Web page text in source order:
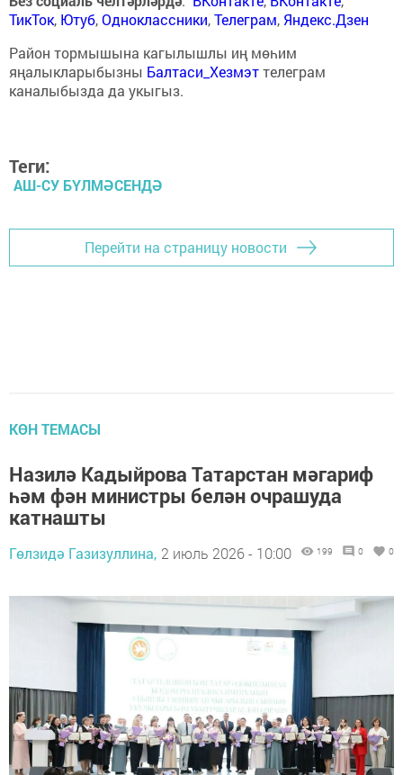
ТикТок, Ютуб,Одноклассники,Телеграм, Яндекс.Дзен
Район тормышына кагылышлы иң мөһим
яңалыкларыбызны Балтаси_Хезмэттелеграм
каналыбызда да укыгыз.
Теги:
АШ-СУ БҮЛМӘСЕНДӘ
Перейти на страницу новости
КӨН ТЕМАСЫ
Назилә Кадыйрова Татарстан мәгариф
һәм фән министры белән очрашуда
катнашты
Гөлзидә Газизуллина, 2 июль 2026 - 10:00 199 0 0